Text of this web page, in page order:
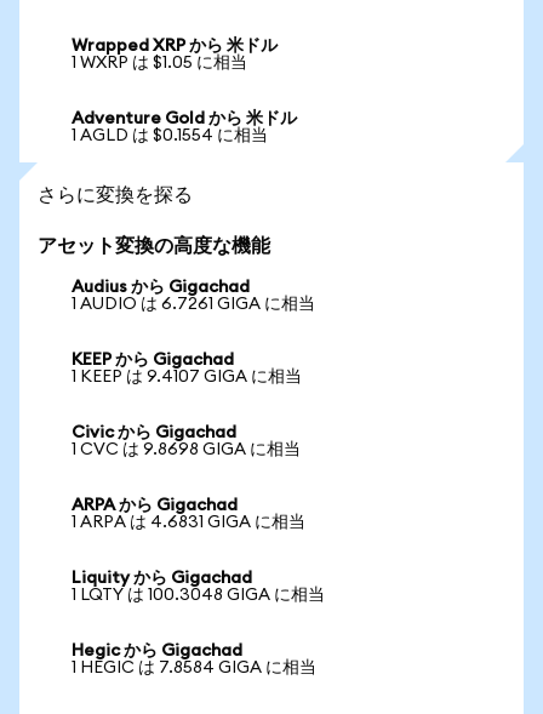
Wrapped XRP から 米ドル
1 WXRP は $1.05 に相当
Adventure Gold から 米ドル
1 AGLD は $0.1554 に相当
さらに変換を探る
アセット変換の高度な機能
Audius から Gigachad
1 AUDIO は 6.7261 GIGA に相当
KEEP から Gigachad
1 KEEP は 9.4107 GIGA に相当
Civic から Gigachad
1 CVC は 9.8698 GIGA に相当
ARPA から Gigachad
1 ARPA は 4.6831 GIGA に相当
Liquity から Gigachad
1 LQTY は 100.3048 GIGA に相当
Hegic から Gigachad
1 HEGIC は 7.8584 GIGA に相当